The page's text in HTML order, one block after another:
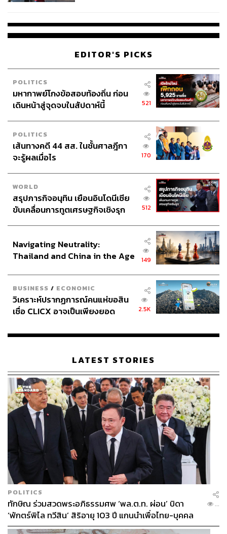
EDITOR'S PICKS
POLITICS
มหากาพย์โกงข้อสอบท้องถิ่น ก่อน
เดินหน้าสู่จุดจบในสัปดาห์นี้
521
POLITICS
เส้นทางคดี 44 สส. ในชั้นศาลฎีกา
จะรู้ผลเมื่อไร
170
WORLD
สรุปภารกิจอนุทิน เยือนอินโดนีเซีย
ขับเคลื่อนการทูตเศรษฐกิจเชิงรุก
512
Navigating Neutrality:
Thailand and China in the Age
149
BUSINESS / ECONOMIC
วิเคราะห์ปรากฏการณ์คนแห่ขอสิน
เชื่อ CLICX อาจเป็นเพียงยอด
เรือนไทยที่ถูกซุกไว้
2.5K
LATEST STORIES
POLITICS
ทักษิณ ร่วมสวดพระอภิธรรมศพ ‘พล.ต.ท. ผ่อน’ บิดา
‘พักตร์พิไล ทวีสิน’ สิริอายุ 103 ปี แกนนำเพื่อไทย-บุคคล
หลากวงการร่วมอาลัย
...